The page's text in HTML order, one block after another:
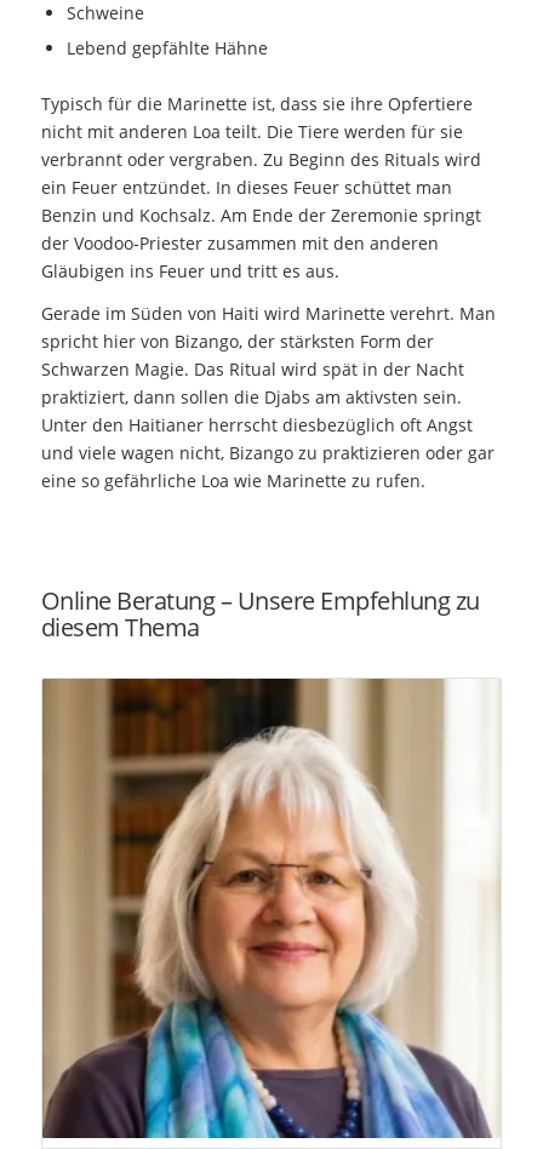
Schweine
Lebend gepfählte Hähne
Typisch für die Marinette ist, dass sie ihre Opfertiere
nicht mit anderen Loa teilt. Die Tiere werden für sie
verbrannt oder vergraben. Zu Beginn des Rituals wird
ein Feuer entzündet. In dieses Feuer schüttet man
Benzin und Kochsalz. Am Ende der Zeremonie springt
der Voodoo-Priester zusammen mit den anderen
Gläubigen ins Feuer und tritt es aus.
Gerade im Süden von Haiti wird Marinette verehrt. Man
spricht hier von Bizango, der stärksten Form der
Schwarzen Magie. Das Ritual wird spät in der Nacht
praktiziert, dann sollen die Djabs am aktivsten sein.
Unter den Haitianer herrscht diesbezüglich oft Angst
und viele wagen nicht, Bizango zu praktizieren oder gar
eine so gefährliche Loa wie Marinette zu rufen.
Online Beratung – Unsere Empfehlung zu
diesem Thema